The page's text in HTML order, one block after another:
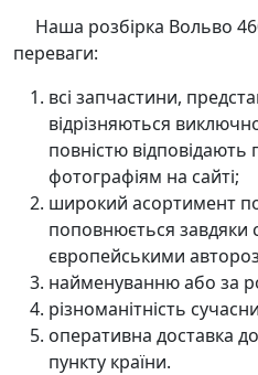
Наша розбірка Вольво
переваги:
всі запчастини,
відрізняються
повністю
фотографіям на сайті;
широкий асортимент
поповнюється завдяки
європейськими
найменуванню або за
різноманітність
оперативна доставка
пункту країни.